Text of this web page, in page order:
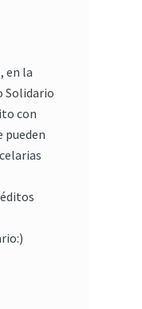
en la
Solidario
con
pueden